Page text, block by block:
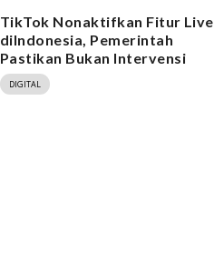
TikTok Nonaktifkan Fitur Live
diIndonesia, Pemerintah
Pastikan Bukan Intervensi
DIGITAL